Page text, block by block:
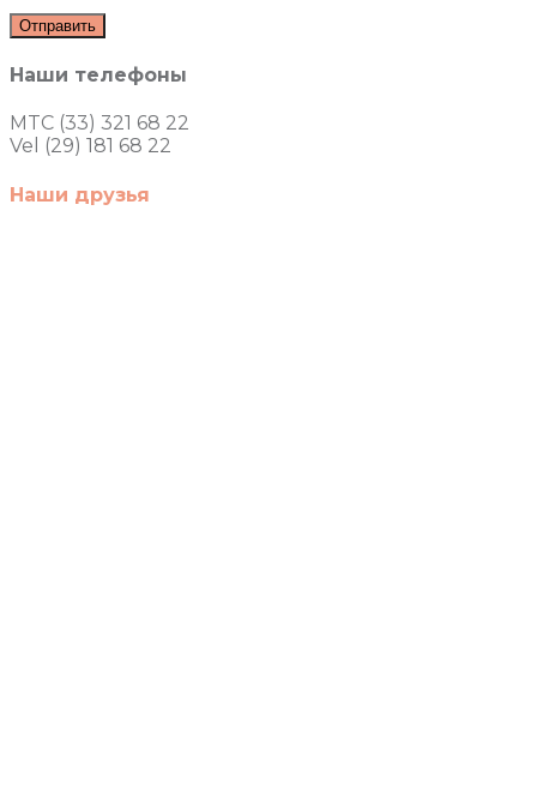
Наши телефоны
MTC (33) 321 68 22
Vel (29) 181 68 22
Наши друзья